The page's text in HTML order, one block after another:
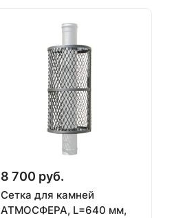
8 700 руб.
Сетка для камней
АТМОСФЕРА, L=640 мм,